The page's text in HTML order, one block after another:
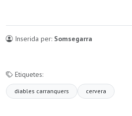
Inserida per: Somsegarra
Etiquetes:
diables carranquers cervera